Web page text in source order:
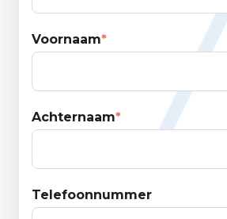
Voornaam*
Achternaam*
Telefoonnummer